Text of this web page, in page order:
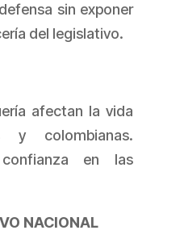
sin exponer
del legislativo.
afectan la vida
y colombianas.
en las
NACIONAL